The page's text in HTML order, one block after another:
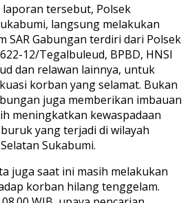
tersebut, Polsek
langsung melakukan
SAR Gabungan terdiri dari Polsek
12/Tegalbuleud, BPBD, HNSI
dan relawan lainnya, untuk
korban yang selamat. Bukan
juga memberikan imbauan
meningkatkan kewaspadaan
yang terjadi di wilayah
Sukabumi.
juga saat ini masih melakukan
korban hilang tenggelam.